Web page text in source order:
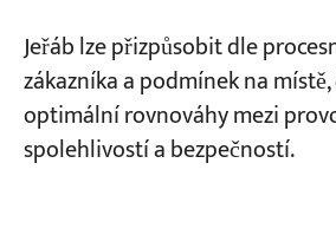
Jeřáb lze přizpůsobit dle
zákazníka a podmínek na
optimální rovnováhy mezi
spolehlivostí a bezpečností.